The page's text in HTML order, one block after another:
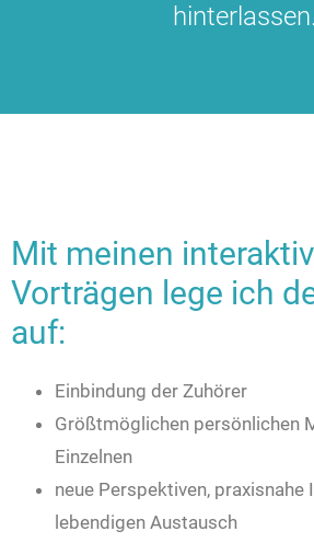
hinterlassen.
Mit meinen
Vorträgen lege ich
auf:
Einbindung der Zuhörer
Größtmöglichen persönlichen
Einzelnen
neue Perspektiven, praxisnahe
lebendigen Austausch